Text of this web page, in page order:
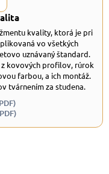
kvality, ktorá je pri
vo všetkých
uznávaný štandard.
kovových profilov, rúrok
farbou, a ich montáž.
tvárnením za studena.